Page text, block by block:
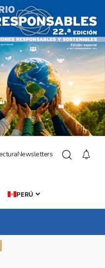
Newsletters
PERÚ